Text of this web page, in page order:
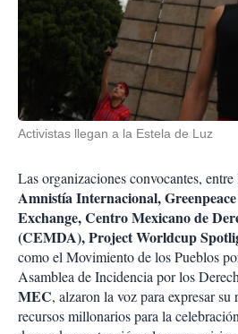
Activistas llegan a la Estela de Luz
Las organizaciones convocantes,
Amnistía Internacional,
Exchange, Centro Mexicano de
(CEMDA), Project Worldcup
como el Movimiento de los Pueblos
Asamblea de Incidencia por los
MEC, alzaron la voz para expresar
recursos millonarios para la